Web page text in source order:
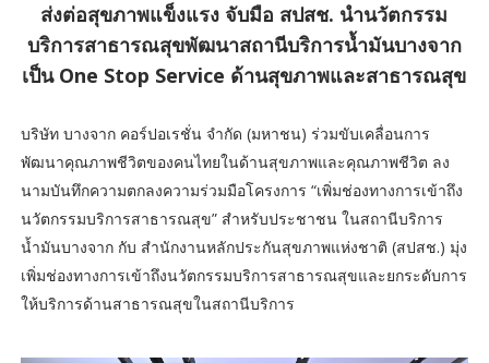
ส่งต่อสุขภาพแข็งแรง จับมือ สปสช. นำนวัตกรรม
บริการสาธารณสุขพัฒนาสถานีบริการน้ำมันบางจาก
เป็น One Stop Service ด้านสุขภาพและสาธารณสุข
บริษัท บางจาก คอร์ปอเรชั่น จำกัด (มหาชน) ร่วมขับเคลื่อนการ
พัฒนาคุณภาพชีวิตของคนไทยในด้านสุขภาพและคุณภาพชีวิต ลง
นามบันทึกความตกลงความร่วมมือโครงการ “เพิ่มช่องทางการเข้าถึง
นวัตกรรมบริการสาธารณสุข” สำหรับประชาชน ในสถานีบริการ
น้ำมันบางจาก กับ สำนักงานหลักประกันสุขภาพแห่งชาติ (สปสช.) มุ่ง
เพิ่มช่องทางการเข้าถึงนวัตกรรมบริการสาธารณสุขและยกระดับการ
ให้บริการด้านสาธารณสุขในสถานีบริการ